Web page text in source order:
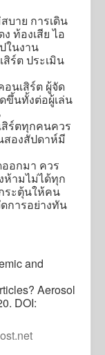
บาย การเดิน
ท้องเสีย ไอ
ในงาน
ร์ต ประเมิน
นเสิร์ต ผู้จัด
ขึ้นทั้งต่อผู้เล่น
สิร์ตทุกคนควร
สองสัปดาห์มี
อกมา ควร
ห้ามไม่ได้ทุก
ระตุ้นให้คน
การอย่างทัน
and
Aerosol
DOI: